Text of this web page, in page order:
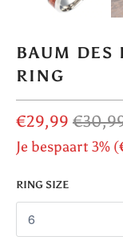
BAUM DES
RING
€29,99
Je bespaart 3% (
RING SIZE